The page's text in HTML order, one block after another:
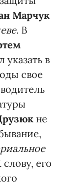
Марчук
. В
указать в
свое
не
слову, его